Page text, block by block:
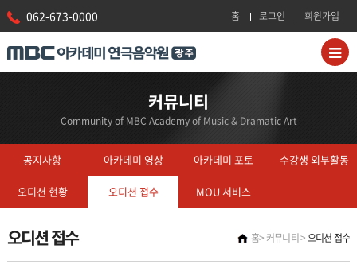
062-673-0000 홈 로그인 회원가입
커뮤니티
Community of MBC Academy of Music & Dramatic Art
공지사항 아카데미 영상 아카데미 포토 수강생 외부활동
오디션 현황 오디션 접수 MOU 서비스
오디션 접수 홈 커뮤니티 오디션 접수